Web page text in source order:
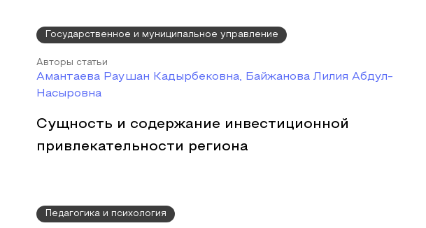
Государственное и муниципальное управление
Авторы статьи
Амантаева Раушан Кадырбековна, Байжанова Лилия Абдул-
Насыровна
Сущность и содержание инвестиционной
привлекательности региона
Педагогика и психология